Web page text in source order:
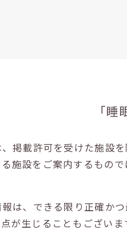
「
、掲載許可を受けた施設
る施設をご案内するもの
報は、できる限り正確か
が生じることもございま